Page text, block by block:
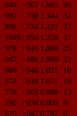
944 : 567 1.665
36
992 : 738 1.344
31
898 : 734 1.223
27
1049 : 854 1.228
27
978 : 916 1.068
25
947 : 886 1.069
21
968 : 948 1.021
18
874 : 816 1.071
18
776 : 902 0.860
13
790 : 878 0.900
9
675 : 847 0.797 6